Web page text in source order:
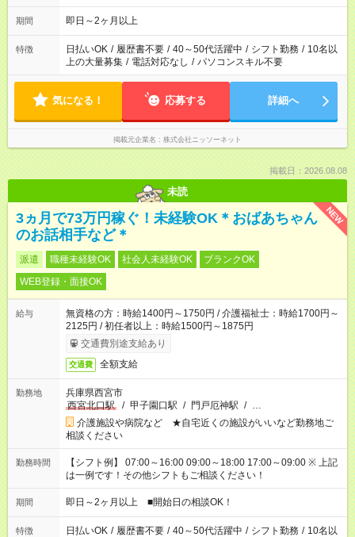
期間 即日～2ヶ月以上
特徴 日払いOK / 履歴書不要 / 40～50代活躍中 / シフト勤務 / 10名以
上の大量募集 / 電話対応なし / パソコンスキル不要
気になる！ 応募する 詳細へ
掲載元企業名 株式会社ニッソーネット
掲載日：2026.08.08
未読
NEW
3ヵ月で73万円稼ぐ！未経験OK＊おばあちゃん
のお話相手など＊
派遣 職種未経験OK 社会人未経験OK
ブランクOK
WEB登録・面接OK
給与
無資格の方：時給1400円～1750円 / 介護福祉士：時給1700円～
2125円 / 初任者以上：時給1500円～1875円
交通費別途支給あり
交通費 全額支給
勤務地
兵庫県西宮市
西宮北口駅
/ 甲子園口駅 / 門戸厄神駅 / …
介護施設や病院など ★自宅近くの施設がいいなど勤務地ご
相談ください
勤務時間
【シフト例】 07:00～16:00 09:00～18:00 17:00～09:00 ※ 上記
は一例です！その他シフトもご相談ください！
期間 即日～2ヶ月以上 ■開始日の相談OK！
特徴 日払いOK / 履歴書不要 / 40～50代活躍中 / シフト勤務 / 10名以